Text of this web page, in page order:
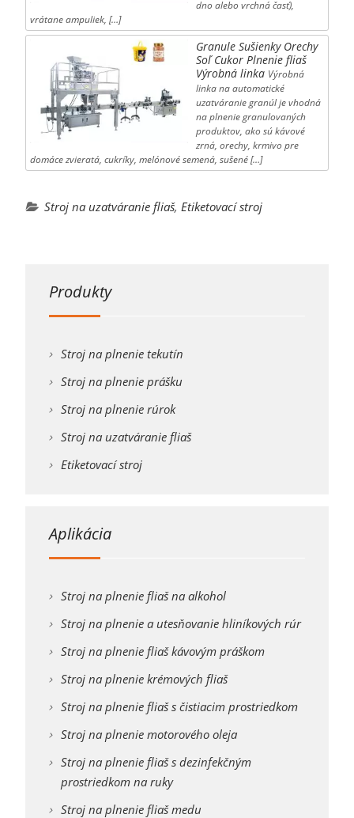
dno alebo vrchná časť),
vrátane ampuliek, […]
Granule Sušienky Orechy
Soľ Cukor Plnenie fliaš
Výrobná linka Výrobná
linka na automatické
uzatváranie granúl je vhodná
na plnenie granulovaných
produktov, ako sú kávové
zrná, orechy, krmivo pre
domáce zvieratá, cukríky, melónové semená, sušené […]
Stroj na uzatváranie fliaš, Etiketovací stroj
Produkty
Stroj na plnenie tekutín
Stroj na plnenie prášku
Stroj na plnenie rúrok
Stroj na uzatváranie fliaš
Etiketovací stroj
Aplikácia
Stroj na plnenie fliaš na alkohol
Stroj na plnenie a utesňovanie hliníkových rúr
Stroj na plnenie fliaš kávovým práškom
Stroj na plnenie krémových fliaš
Stroj na plnenie fliaš s čistiacim prostriedkom
Stroj na plnenie motorového oleja
Stroj na plnenie fliaš s dezinfekčným
prostriedkom na ruky
Stroj na plnenie fliaš medu